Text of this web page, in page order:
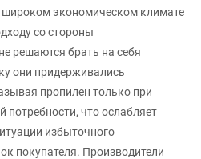
широком экономическом климате
со стороны
решаются брать на себя
они придерживались
пропилен только при
потребности, что ослабляет
избыточного
покупателя. Производители